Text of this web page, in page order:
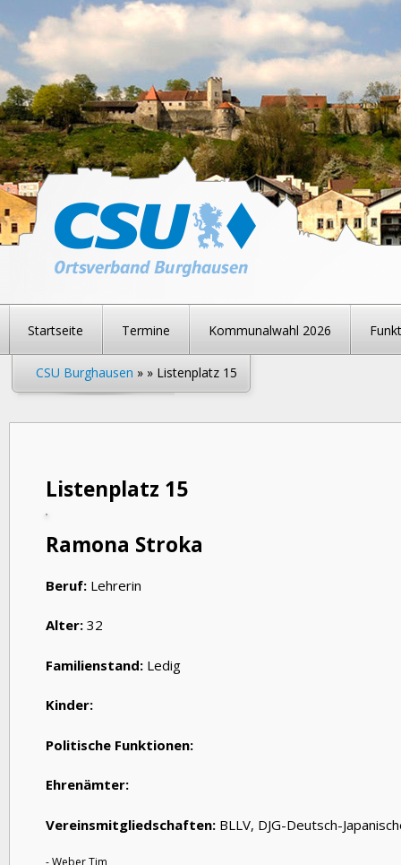
Startseite Termine Kommunalwahl 2026
CSU Burghausen » » Listenplatz 15
Listenplatz 15
Ramona Stroka
Beruf: Lehrerin
Alter: 32
Familienstand: Ledig
Kinder:
Politische Funktionen:
Ehrenämter:
Vereinsmitgliedschaften: BLLV, DJG-Deutsch-
- Weber Tim